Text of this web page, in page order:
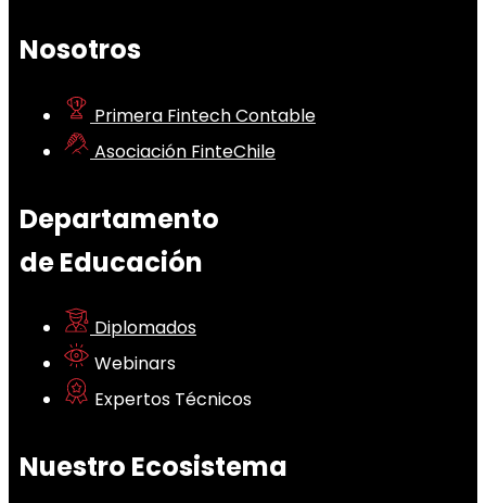
Nosotros
Primera Fintech Contable
Asociación FinteChile
Departamento
de Educación
Diplomados
Webinars
Expertos Técnicos
Nuestro Ecosistema